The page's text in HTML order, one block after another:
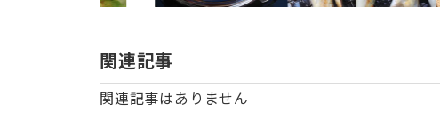
関連記事
関連記事はありません